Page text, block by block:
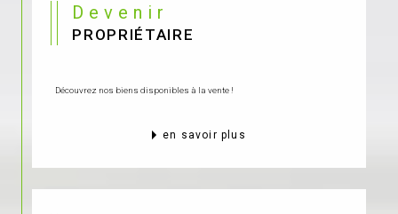
Devenir
PROPRIÉTAIRE
Découvrez nos biens disponibles à la vente !
en savoir plus